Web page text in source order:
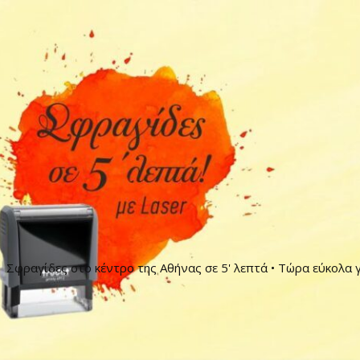
Σφραγίδες στο κέντρο της Αθήνας σε 5' λεπτά • Τώρα εύκολα